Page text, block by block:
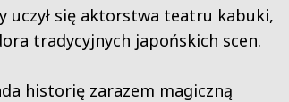
uczył się aktorstwa teatru kabuki,
tradycyjnych japońskich scen.
historię zarazem magiczną